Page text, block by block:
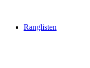
Ranglisten